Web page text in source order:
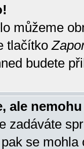
můžeme
tlačítko
budete
ale
zadáváte
se